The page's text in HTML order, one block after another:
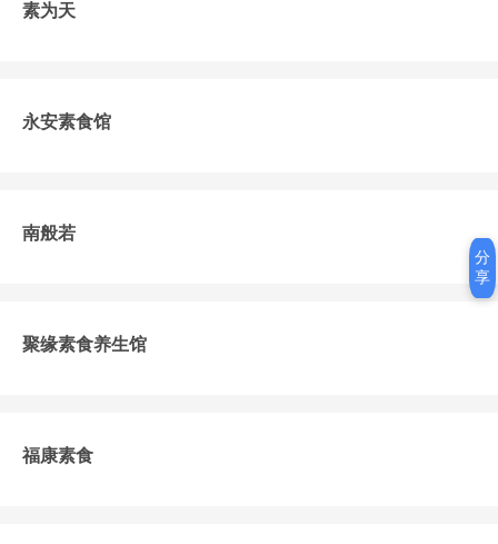
素为天
永安素食馆
南般若
聚缘素食养生馆
福康素食
分
享